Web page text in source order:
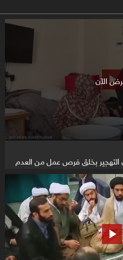
الآن
بخلق فرص عمل من العدم